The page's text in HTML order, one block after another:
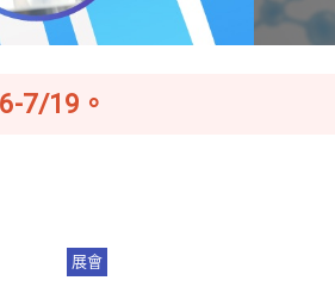
7/19。
【登錄參觀】2026 亞洲生技大
展會